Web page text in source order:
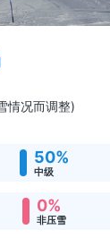
情况而调整)
50%
中级
0%
非压雪